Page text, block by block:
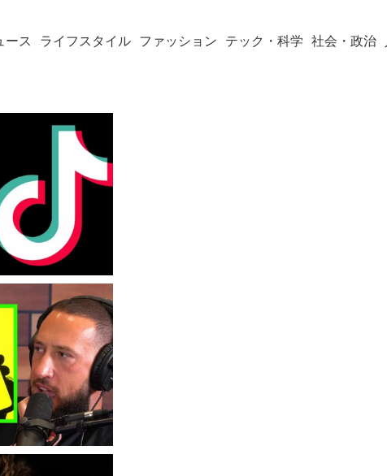
ース ライフスタイル ファッション テック・科学 社会・政治